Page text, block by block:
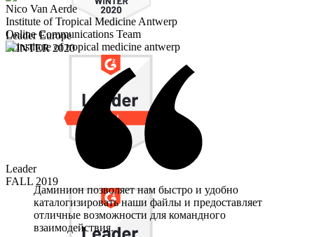
Leader Europe
WINTER 2020
Leader
FALL 2019
Nico Van Aerde
Institute of Tropical Medicine Antwerp
Online Communications Team
Даминион позволяет нам быстро и удобно
каталогизировать наши файлы и предоставляет
отличные возможности для командного
взаимодействия.